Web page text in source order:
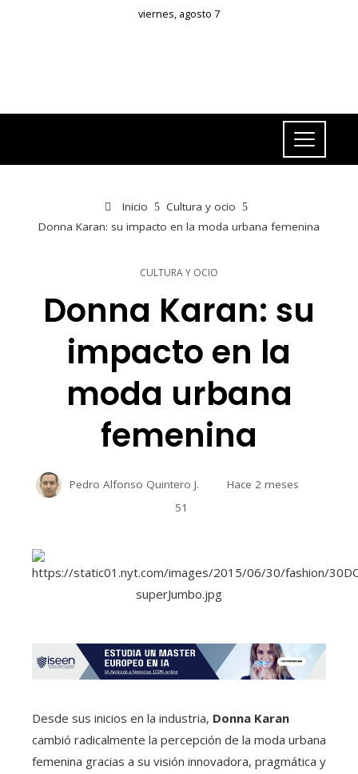
viernes, agosto 7
Inicio
Cultura y ocio
Donna Karan: su impacto en la moda urbana femenina
CULTURA Y OCIO
Donna Karan: su
impacto en la
moda urbana
femenina
Pedro Alfonso Quintero J.
Hace 2 meses
51
Desde sus inicios en la industria, Donna Karan
cambió radicalmente la percepción de la moda urbana
femenina gracias a su visión innovadora, pragmática y